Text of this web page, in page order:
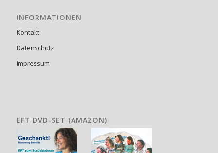
INFORMATIONEN
Kontakt
Datenschutz
Impressum
EFT DVD-SET (AMAZON)